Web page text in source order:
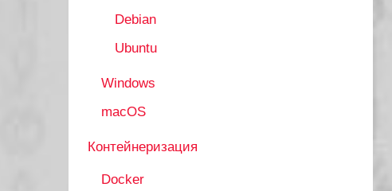
Debian
Ubuntu
Windows
macOS
Контейнеризация
Docker